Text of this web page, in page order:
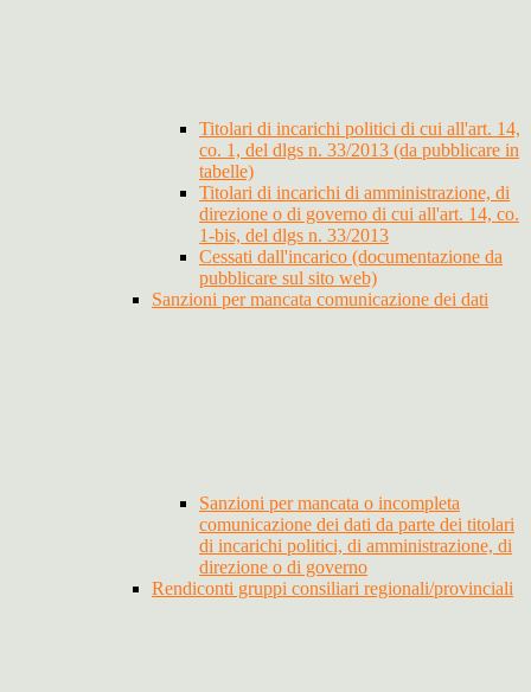
Titolari di incarichi politici di cui all'art. 14,
co. 1, del dlgs n. 33/2013 (da pubblicare in
tabelle)
Titolari di incarichi di amministrazione, di
direzione o di governo di cui all'art. 14, co.
1-bis, del dlgs n. 33/2013
Cessati dall'incarico (documentazione da
pubblicare sul sito web)
Sanzioni per mancata comunicazione dei dati
Sanzioni per mancata o incompleta
comunicazione dei dati da parte dei titolari
di incarichi politici, di amministrazione, di
direzione o di governo
Rendiconti gruppi consiliari regionali/provinciali